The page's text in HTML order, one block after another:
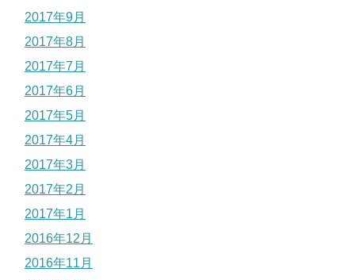
2017年9月
2017年8月
2017年7月
2017年6月
2017年5月
2017年4月
2017年3月
2017年2月
2017年1月
2016年12月
2016年11月